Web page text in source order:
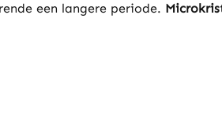
een langere periode.